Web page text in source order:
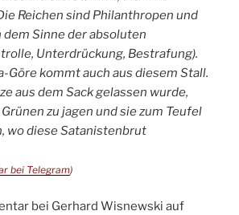
Reichen sind Philanthropen und
dem Sinne der absoluten
Unterdrückung, Bestrafung).
Göre kommt auch aus diesem Stall.
aus dem Sack gelassen wurde,
zu jagen und sie zum Teufel
wo diese Satanistenbrut
bei Telegram)
bei Gerhard Wisnewski auf